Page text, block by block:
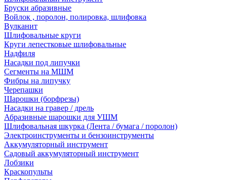
Бруски абразивные
Войлок , поролон, полировка, шлифовка
Вулканит
Шлифовальные круги
Круги лепестковые шлифовальные
Надфиля
Насадки под липучки
Сегменты на МШМ
Фибры на липучку
Черепашки
Шарошки (борфрезы)
Насадки на гравер / дрель
Абразивные шарошки для УШМ
Шлифовальная шкурка (Лента / бумага / поролон)
Электроинструменты и бензоинструменты
Аккумуляторный инструмент
Садовый аккумуляторный инструмент
Лобзики
Краскопульты